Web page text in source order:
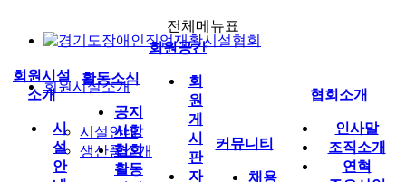
회원시설소개
시설안내
생산품소개
전체메뉴표
회원시설
소개
시
설
안
활동소식
공지
사항
협회
활동
회원공간
회
원
게
시
판
자
커뮤니티
채용
협회소개
인사말
조직소개
연혁